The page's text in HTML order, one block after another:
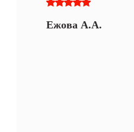
Ежова А.А.